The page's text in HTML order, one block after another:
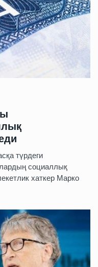
түрдеги
социаллық
хаткер Марко